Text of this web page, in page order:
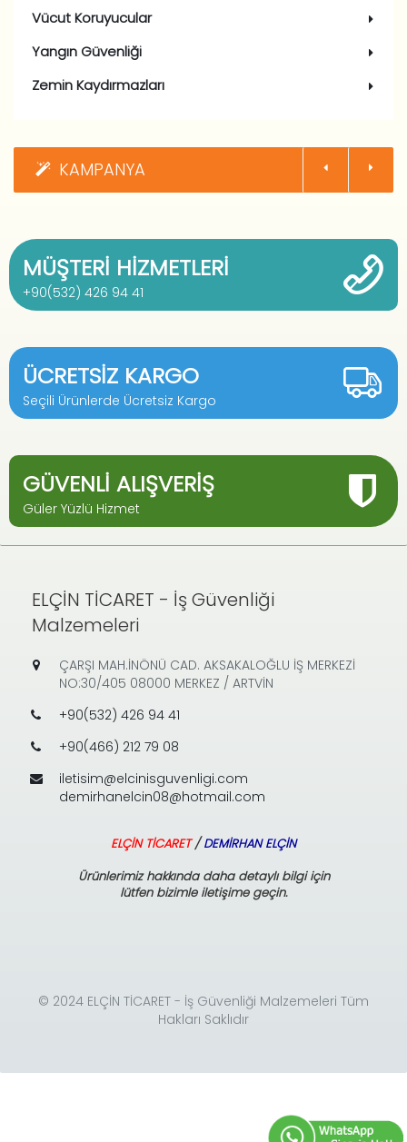
Vücut Koruyucular
Yangın Güvenliği
Zemin Kaydırmazları
KAMPANYA
MÜŞTERI HIZMETLERI
+90(532) 426 94 41
ÜCRETSIZ KARGO
Seçili Ürünlerde Ücretsiz Kargo
GÜVENLI ALIŞVERIŞ
Güler Yüzlü Hizmet
ELÇİN TİCARET - İş Güvenliği
Malzemeleri
ÇARŞI MAH.İNÖNÜ CAD. AKSAKALOĞLU İŞ MERKEZİ
NO:30/405 08000 MERKEZ / ARTVİN
+90(532) 426 94 41
+90(466) 212 79 08
iletisim@elcinisguvenligi.com
demirhanelcin08@hotmail.com
ELÇİN TİCARET/DEMİRHAN ELÇİN
Ürünlerimiz hakkında daha detaylı bilgi için
lütfen bizimle iletişime geçin.
© 2024 ELÇİN TİCARET - İş Güvenliği Malzemeleri Tüm
Hakları Saklıdır